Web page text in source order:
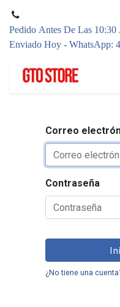
Pedido Antes De Las 10:30
Enviado Hoy - WhatsApp:
Correo
Contraseña
¿No tiene una